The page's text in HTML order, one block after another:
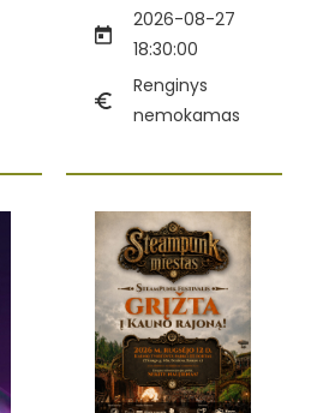
2026-08-27
18:30:00
Renginys
nemokamas